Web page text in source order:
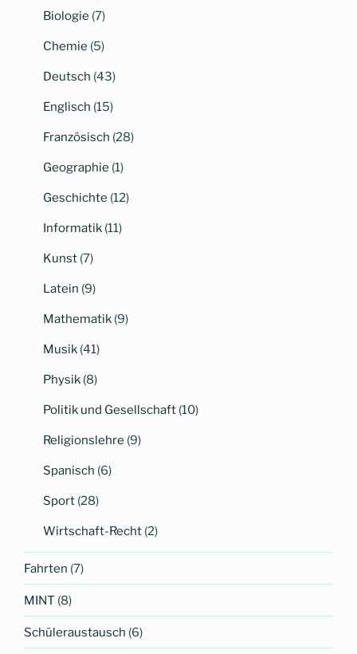
haben!“
Biologie (7)
Chemie (5)
Deutsch (43)
Englisch (15)
Französisch (28)
Geographie (1)
Geschichte (12)
Informatik (11)
Kunst (7)
Latein (9)
Mathematik (9)
Musik (41)
Physik (8)
Politik und Gesellschaft (10)
Religionslehre (9)
Spanisch (6)
Sport (28)
Wirtschaft-Recht (2)
Fahrten (7)
MINT (8)
Schüleraustausch (6)